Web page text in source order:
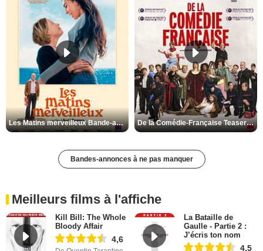
Les Matins merveilleux Bande-annonce VF De la Comédie-Française Teaser VF
Bandes-annonces à ne pas manquer
Meilleurs films à l'affiche
Kill Bill: The Whole
Bloody Affair
4,6
La Bataille de
Gaulle - Partie 2 :
J’écris ton nom
4,5